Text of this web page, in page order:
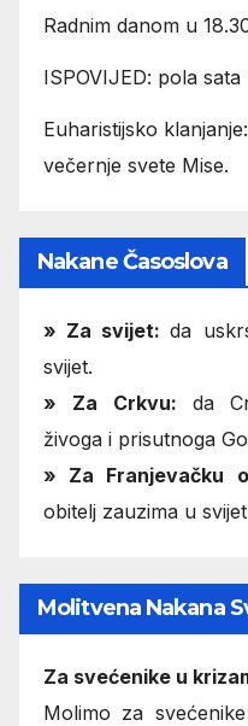
Radnim danom u
ISPOVIJED: pola
Euharistijsko
večernje svete Mise.
Nakane Časoslova
» Za svijet:da
svijet.
» Za Crkvu: da
živoga i prisutnoga
» Za Franjevačku
obitelj zauzima u
Molitvena Nakana
Za svećenike u
Molimo za